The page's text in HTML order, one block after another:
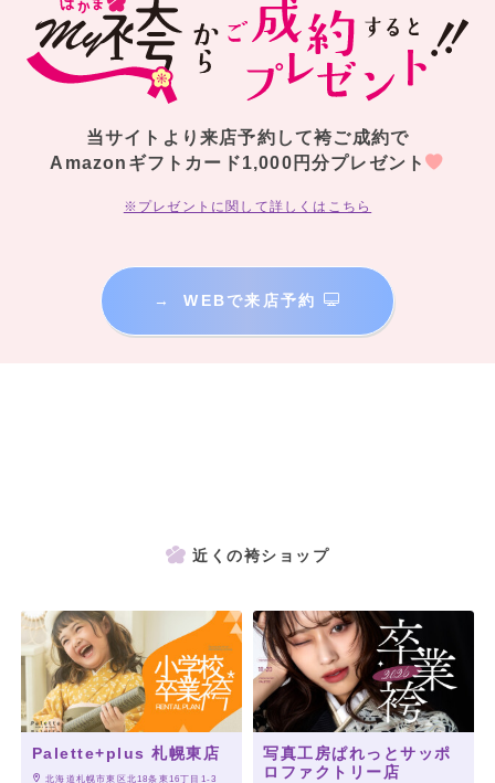
当サイトより来店予約して袴ご成約で
Amazonギフトカード1,000円分プレゼント
※プレゼントに関して詳しくはこちら
→ WEBで来店予約
近くの袴ショップ
Palette+plus 札幌東店
北海道札幌市東区北18条東16丁目1-3
写真工房ぱれっとサッポ
ロファクトリー店